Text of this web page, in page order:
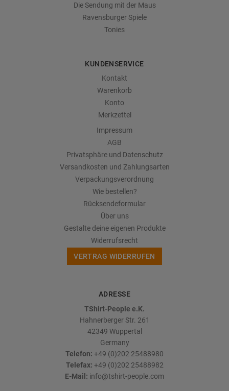
Die Sendung mit der Maus
Ravensburger Spiele
Tonies
KUNDENSERVICE
Kontakt
Warenkorb
Konto
Merkzettel
Impressum
AGB
Privatsphäre und Datenschutz
Versandkosten und Zahlungsarten
Verpackungsverordnung
Wie bestellen?
Rücksendeformular
Über uns
Gestalte deine eigenen Produkte
Widerrufsrecht
VERTRAG WIDERRUFEN
ADRESSE
TShirt-People e.K.
Hahnerberger Str. 261
42349 Wuppertal
Germany
Telefon: +49 (0)202 25488980
Telefax: +49 (0)202 25488982
E-Mail: info@tshirt-people.com